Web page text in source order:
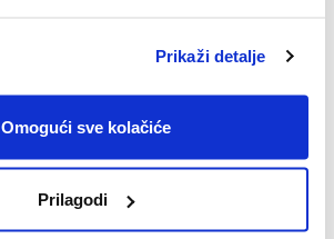
Prikaži detalje
Omogući sve kolačiće
Prilagodi